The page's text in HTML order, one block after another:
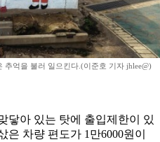
억을 불러 일으킨다.(이준호 기자 jhlee@)
닿아 있는 탓에 출입제한이 있
차량 편도가 1만6000원이